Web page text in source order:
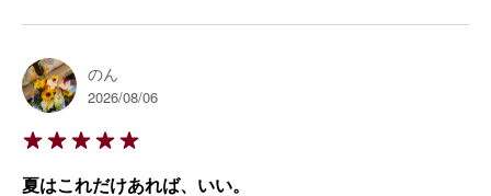
のん
2026/08/06
夏はこれだけあれば、いい。